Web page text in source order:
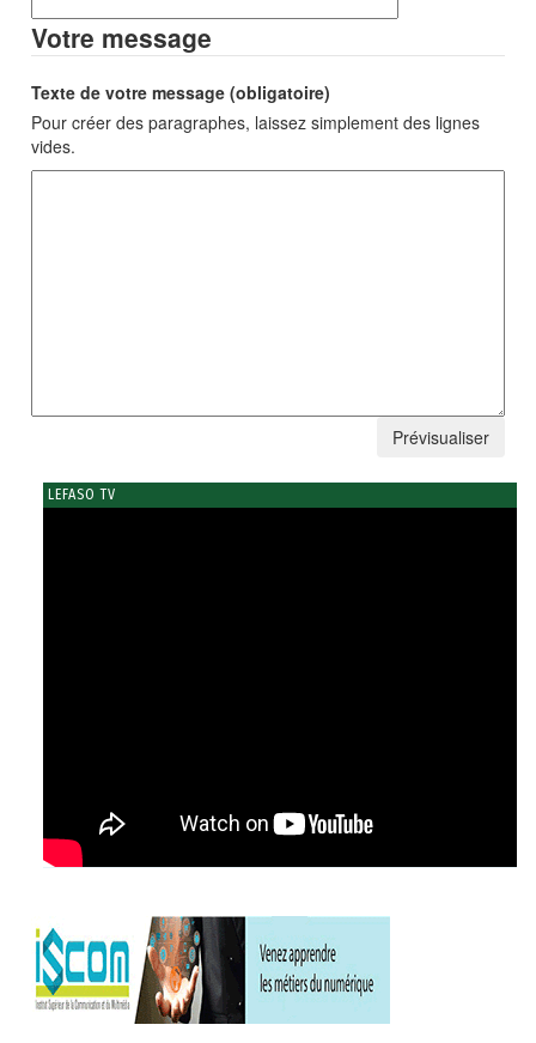
Votre message
Texte de votre message (obligatoire)
Pour créer des paragraphes, laissez simplement des lignes
vides.
LEFASO TV